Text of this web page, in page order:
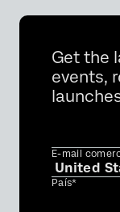
Get the
events,
E-mail
País*